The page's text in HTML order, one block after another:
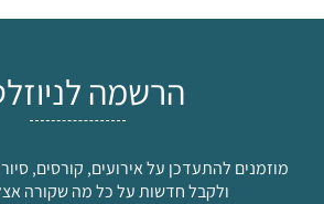
הרשמה
מוזמנים להתעדכן על אירועים, קורסים,
ולקבל חדשות על כל מה שקורה